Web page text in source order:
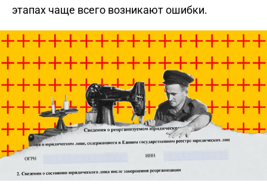
этапах чаще всего возникают ошибки.